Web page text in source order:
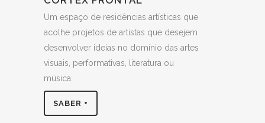
Um espaço de residências artísticas que
acolhe projetos de artistas que desejem
desenvolver ideias no domínio das artes
visuais, performativas, literatura ou
música.
SABER +